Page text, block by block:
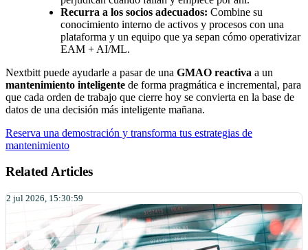
Recurra a los socios adecuados: Combine su
conocimiento interno de activos y procesos con una
plataforma y un equipo que ya sepan cómo operativizar
EAM + AI/ML.
Nextbitt puede ayudarle a pasar de una GMAO reactiva a un
mantenimiento inteligente de forma pragmática e incremental, para
que cada orden de trabajo que cierre hoy se convierta en la base de
datos de una decisión más inteligente mañana.
Reserva una demostración y transforma tus estrategias de
mantenimiento
Related Articles
2 jul 2026, 15:30:59